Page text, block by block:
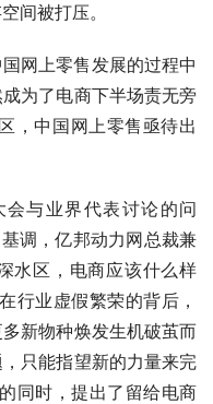
间被打压。
网上零售发展的过程中
为了电商下半场责无旁
，中国网上零售亟待出
与业界代表讨论的问
调，亿邦动力网总裁兼
水区，电商应该什么样
行业虚假繁荣的背后，
新物种焕发生机破茧而
只能指望新的力量来完
同时，提出了留给电商